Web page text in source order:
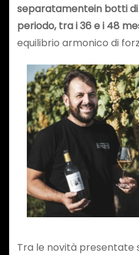
separatamentein botti
periodo, tra i 36 e i 48
equilibrio armonico di
Tra le novità presentate